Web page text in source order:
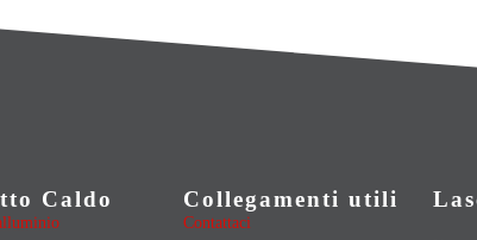
Caldo Collegamenti utili
Contattaci